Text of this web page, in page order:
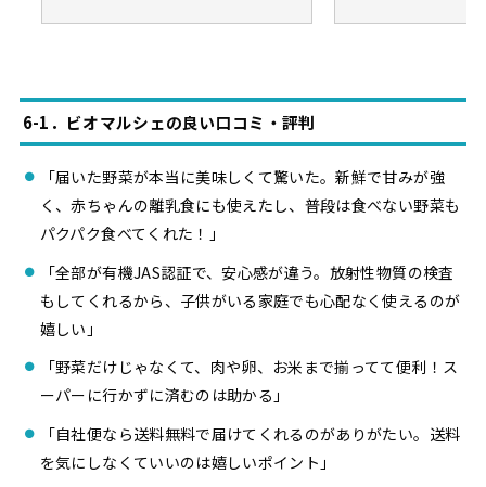
6-1．ビオマルシェの良い口コミ・評判
「届いた野菜が本当に美味しくて驚いた。新鮮で甘みが強
く、赤ちゃんの離乳食にも使えたし、普段は食べない野菜も
パクパク食べてくれた！」
「全部が有機JAS認証で、安心感が違う。放射性物質の検査
もしてくれるから、子供がいる家庭でも心配なく使えるのが
嬉しい」
「野菜だけじゃなくて、肉や卵、お米まで揃ってて便利！ス
ーパーに行かずに済むのは助かる」
「自社便なら送料無料で届けてくれるのがありがたい。送料
を気にしなくていいのは嬉しいポイント」